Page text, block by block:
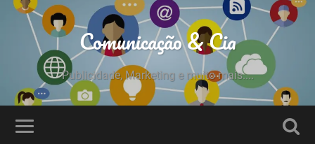
Comunicação & Cia
Publicidade, Marketing e muito mais....